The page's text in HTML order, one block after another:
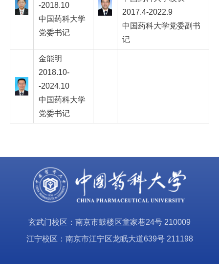
-2018.10
中国药科大学
党委书记
2017.4-2022.9
中国药科大学党委副书
记
金能明
2018.10-
-2024.10
中国药科大学
党委书记
玄武门校区：南京市鼓楼区童家巷24号 210009
江宁校区：南京市江宁区龙眠大道639号 211198